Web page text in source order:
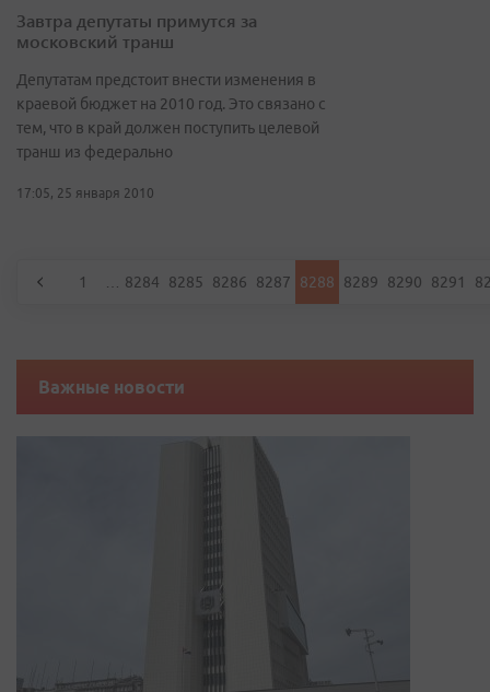
Завтра депутаты примутся за
московский транш
Депутатам предстоит внести изменения в
краевой бюджет на 2010 год. Это связано с
тем, что в край должен поступить целевой
транш из федерально
17:05, 25 января 2010
1 … 8284 8285 8286 8287 8288 8289 8290 8291
Важные новости